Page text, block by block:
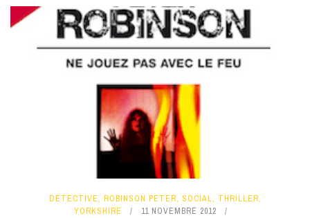
DÉTECTIVE, ROBINSON PETER, SOCIAL, THRILLER,
YORKSHIRE
11 NOVEMBRE 2012